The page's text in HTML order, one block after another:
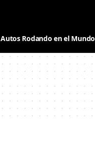
Autos Rodando en el Mundo